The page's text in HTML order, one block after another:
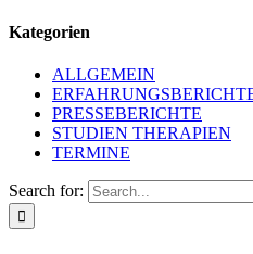
Kategorien
ALLGEMEIN
PRESSEBERICHTE
STUDIEN THERAPIEN
TERMINE
Search for: